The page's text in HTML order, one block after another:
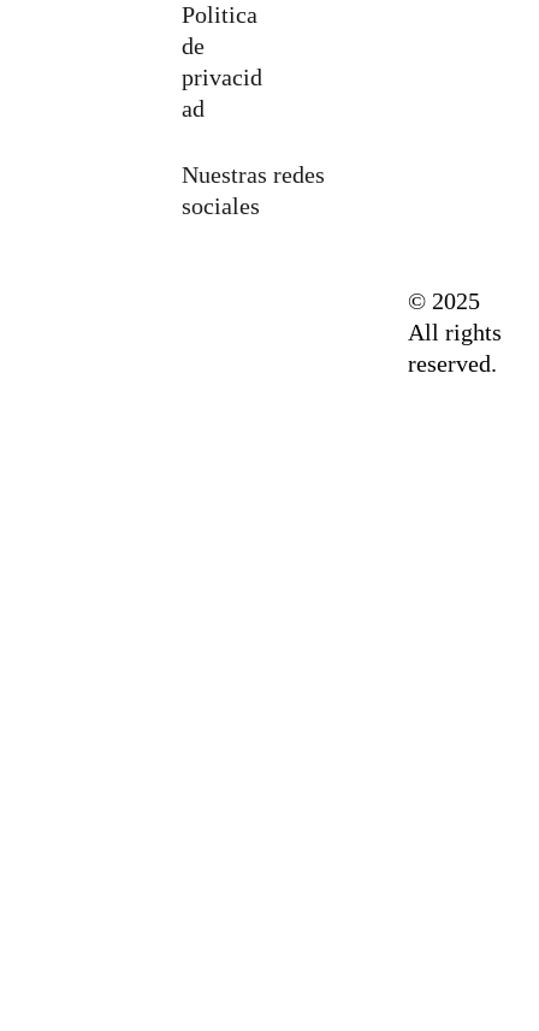
© 2025
All rights
reserved.
Nuestras redes
sociales
Politica
de
privacid
ad